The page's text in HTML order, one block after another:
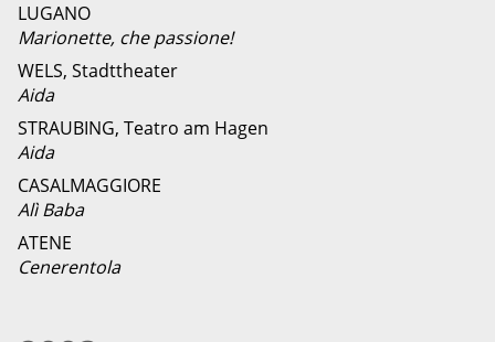
LUGANO
Marionette, che passione!
WELS, Stadttheater
Aida
STRAUBING, Teatro am Hagen
Aida
CASALMAGGIORE
Alì Baba
ATENE
Cenerentola